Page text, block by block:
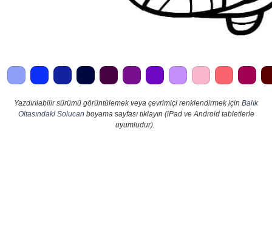
Yazdırılabilir sürümü görüntülemek veya çevrimiçi renklendirmek için Balık
Oltasındaki Solucan boyama sayfası tıklayın (iPad ve Android tabletlerle
uyumludur).